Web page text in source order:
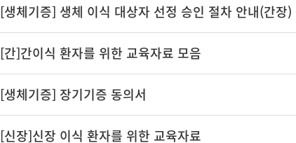
[생체기증] 생체 이식 대상자 선정 승인 절차 안내(간장)
[간]간이식 환자를 위한 교육자료 모음
[생체기증] 장기기증 동의서
[신장]신장 이식 환자를 위한 교육자료